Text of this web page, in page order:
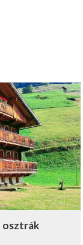
osztrák